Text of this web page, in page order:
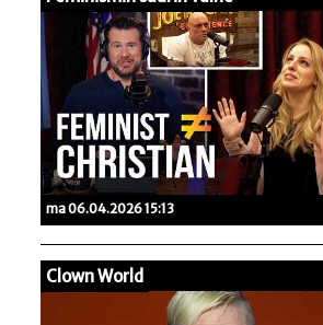
ma 06.04.2026 15:13
Clown World